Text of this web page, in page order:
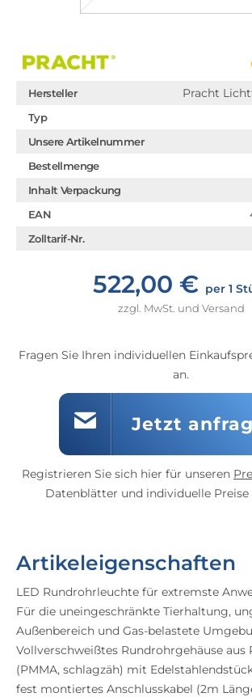
Hersteller Pracht
Typ
Unsere Artikelnummer
Bestellmenge
Inhalt Verpackung
EAN
Zolltarif-Nr.
522,00 € per 1
zzgl. MwSt. und Versand
Fragen Sie Ihren individuellen
an.
Jetzt
Registrieren Sie sich hier für unseren
Datenblätter und individuelle Preise
Artikeleigenschaften
LED Rundrohrleuchte für extremste
Für die uneingeschränkte Tierhaltung,
Außenbereich und Gas-belastete
Vollverschweißtes Rundrohrgehäuse aus
(PMMA, schlagzäh) mit
fest montiertes Anschlusskabel (2m